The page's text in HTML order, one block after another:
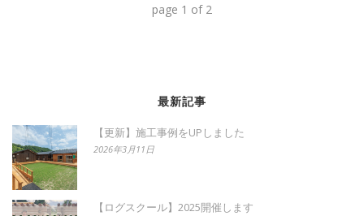
page 1 of 2
最新記事
【更新】施工事例をUPしました
2026年3月11日
【ログスクール】2025開催します